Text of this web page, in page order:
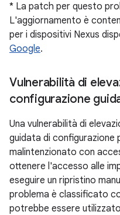
* La patch per questo
L'aggiornamento è
per i dispositivi Nexus
Google.
Vulnerabilità di
configurazione
Una vulnerabilità di
guidata di configurazione
malintenzionato con
ottenere l'accesso alle
eseguire un ripristino
problema è classificato
potrebbe essere